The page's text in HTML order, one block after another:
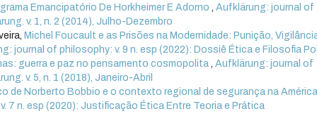
Emancipatório De Horkheimer E Adorno,Aufklärung: journal of
v. 1, n. 2 (2014), Julho-Dezembro
Michel Foucault e as Prisões na Modernidade: Punição,
journal of philosophy: v. 9 n. esp (2022): Dossiê Ética e Filosofia
guerra e paz no pensamento cosmopolita,Aufklärung: journal of
v. 5, n. 1 (2018), Janeiro-Abril
de Norberto Bobbio e o contexto regional de segurança na
7 n. esp (2020): Justificação Ética Entre Teoria e Prática